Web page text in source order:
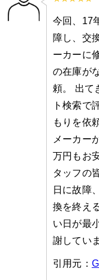
今回、17
障し、交
ーカーに
の在庫が
頼。 出て
ト検索で
もりを依
メーカー
万円もお
タッフの
日に故障
換を終え
い日が最
謝してい
引用元：